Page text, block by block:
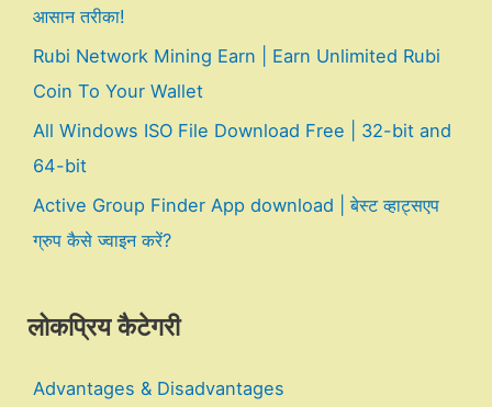
आसान तरीका!
Rubi Network Mining Earn | Earn Unlimited Rubi
Coin To Your Wallet
All Windows ISO File Download Free | 32-bit and
64-bit
Active Group Finder App download | बेस्ट व्हाट्सएप
ग्रुप कैसे ज्वाइन करें?
लोकप्रिय कैटेगरी
Advantages & Disadvantages